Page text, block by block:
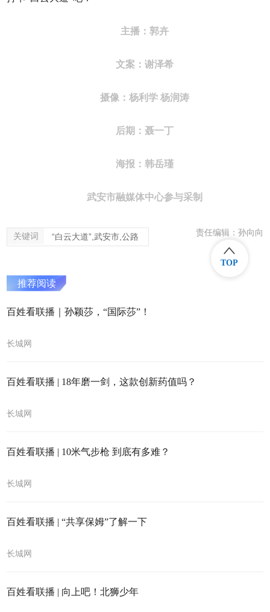
主播：郭卉
文案： 谢泽希
摄像：杨利学 杨润涛
后期：聂一丁
海报：韩岳瑾
武安市融媒体中心参与采制
关键词 “白云大道”,武安市,公路 责任编辑：孙向向
推荐阅读
百姓看联播｜孙颖莎，“国际莎”！
长城网
百姓看联播 | 18年磨一剑，这款创新药值吗？
长城网
百姓看联播 | 10米气步枪 到底有多难？
长城网
百姓看联播 | “共享保姆”了解一下
长城网
百姓看联播 | 向上吧！北狮少年
TOP